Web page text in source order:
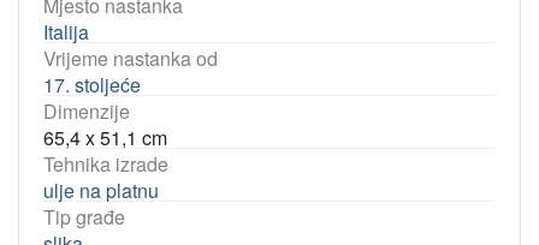
Italija
Vrijeme nastanka od
17. stoljeće
Dimenzije
65,4 x 51,1 cm
Tehnika izrade
ulje na platnu
Tip građe